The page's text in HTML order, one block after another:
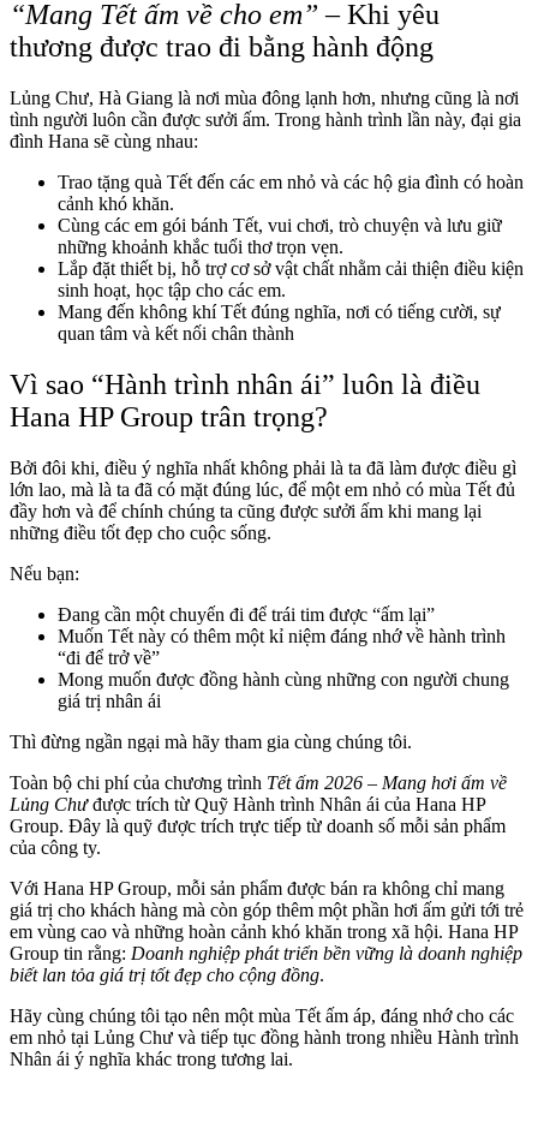
“Mang Tết ấm về cho em” – Khi yêu
thương được trao đi bằng hành động
Lủng Chư, Hà Giang là nơi mùa đông lạnh hơn, nhưng cũng là nơi
tình người luôn cần được sưởi ấm. Trong hành trình lần này, đại gia
đình Hana sẽ cùng nhau:
Trao tặng quà Tết đến các em nhỏ và các hộ gia đình có hoàn
cảnh khó khăn.
Cùng các em gói bánh Tết, vui chơi, trò chuyện và lưu giữ
những khoảnh khắc tuổi thơ trọn vẹn.
Lắp đặt thiết bị, hỗ trợ cơ sở vật chất nhằm cải thiện điều kiện
sinh hoạt, học tập cho các em.
Mang đến không khí Tết đúng nghĩa, nơi có tiếng cười, sự
quan tâm và kết nối chân thành
Vì sao “Hành trình nhân ái” luôn là điều
Hana HP Group trân trọng?
Bởi đôi khi, điều ý nghĩa nhất không phải là ta đã làm được điều gì
lớn lao, mà là ta đã có mặt đúng lúc, để một em nhỏ có mùa Tết đủ
đầy hơn và để chính chúng ta cũng được sưởi ấm khi mang lại
những điều tốt đẹp cho cuộc sống.
Nếu bạn:
Đang cần một chuyến đi để trái tim được “ấm lại”
Muốn Tết này có thêm một kỉ niệm đáng nhớ về hành trình
“đi để trở về”
Mong muốn được đồng hành cùng những con người chung
giá trị nhân ái
Thì đừng ngần ngại mà hãy tham gia cùng chúng tôi.
Toàn bộ chi phí của chương trình Tết ấm 2026 – Mang hơi ấm về
Lủng Chưđược trích từ Quỹ Hành trình Nhân ái của Hana HP
Group. Đây là quỹ được trích trực tiếp từ doanh số mỗi sản phẩm
của công ty.
Với Hana HP Group, mỗi sản phẩm được bán ra không chỉ mang
giá trị cho khách hàng mà còn góp thêm một phần hơi ấm gửi tới trẻ
em vùng cao và những hoàn cảnh khó khăn trong xã hội. Hana HP
Group tin rằng: Doanh nghiệp phát triển bền vững là doanh nghiệp
biết lan tỏa giá trị tốt đẹp cho cộng đồng.
Hãy cùng chúng tôi tạo nên một mùa Tết ấm áp, đáng nhớ cho các
em nhỏ tại Lủng Chư và tiếp tục đồng hành trong nhiều Hành trình
Nhân ái ý nghĩa khác trong tương lai.